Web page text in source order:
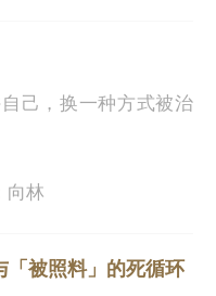
己，换一种方式被治
向林
「被照料」的死循环